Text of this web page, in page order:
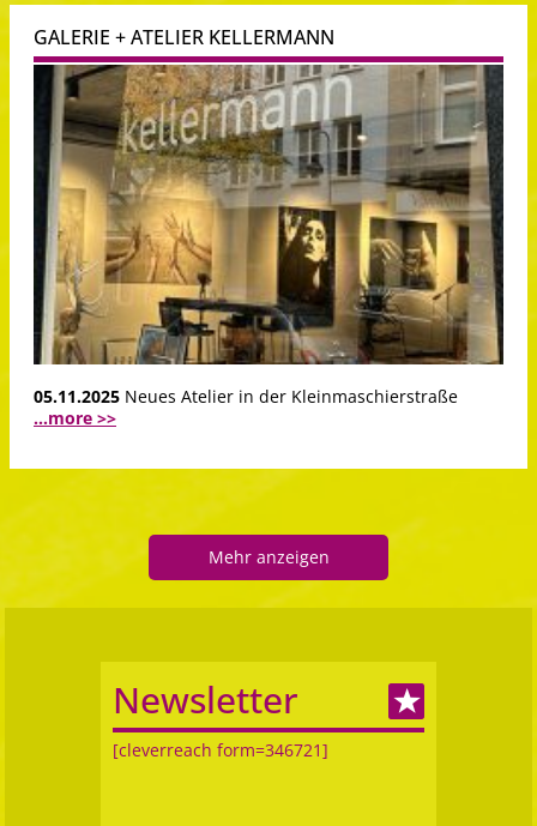
GALERIE + ATELIER KELLERMANN
05.11.2025 Neues Atelier in der Kleinmaschierstraße
...more >>
Mehr anzeigen
Newsletter
[cleverreach form=346721]